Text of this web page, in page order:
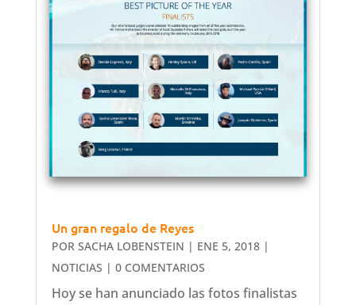
Un gran regalo de Reyes
POR SACHA LOBENSTEIN | ENE 5, 2018|
NOTICIAS | 0 COMENTARIOS
Hoy se han anunciado las fotos finalistas